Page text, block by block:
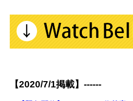
【2020/7/1掲載】------